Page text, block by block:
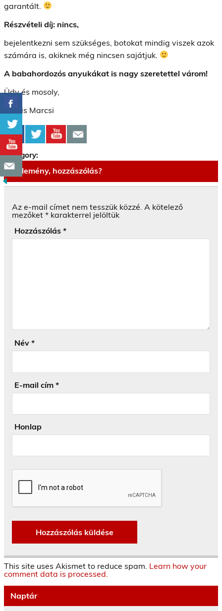
garantált.
Részvételi díj: nincs,
bejelentkezni sem szükséges, botokat mindig viszek azok
számára is, akiknek még nincsen sajátjuk.
A babahordozós anyukákat is nagy szeretettel várom!
Üdv és mosoly,
Kocsis Marcsi
Category:
Vélemény, hozzászólás?
Az e-mail címet nem tesszük közzé. A kötelező
mezőket * karakterrel jelöltük
Hozzászólás *
Név *
E-mail cím *
Honlap
This site uses Akismet to reduce spam. Learn how your
comment data is processed.
Naptár